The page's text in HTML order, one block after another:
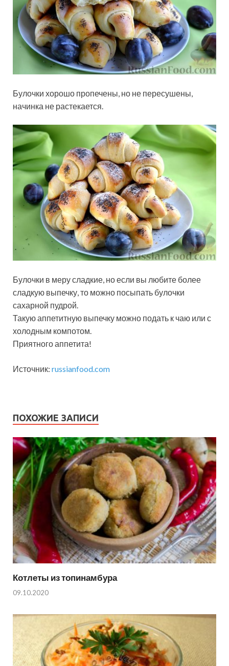
Булочки хорошо пропечены, но не пересушены,
начинка не растекается.
Булочки в меру сладкие, но если вы любите более
сладкую выпечку, то можно посыпать булочки
сахарной пудрой.
Такую аппетитную выпечку можно подать к чаю или с
холодным компотом.
Приятного аппетита!
Источник: russianfood.com
ПОХОЖИЕ ЗАПИСИ
Котлеты из топинамбура
09.10.2020